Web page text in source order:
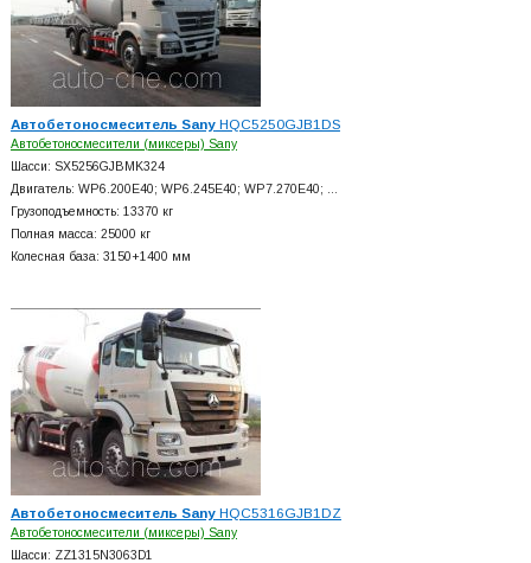
Автобетоносмеситель SanyHQC5250GJB1DS
Автобетоносмесители (миксеры) Sany
Шасси: SX5256GJBMK324
Двигатель: WP6.200E40; WP6.245E40; WP7.270E40; …
Грузоподъемность: 13370 кг
Полная масса: 25000 кг
Колесная база: 3150+1400 мм
Автобетоносмеситель SanyHQC5316GJB1DZ
Автобетоносмесители (миксеры) Sany
Шасси: ZZ1315N3063D1